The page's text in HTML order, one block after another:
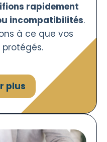
rapidement
incompatibilités.
à ce que vos
plus